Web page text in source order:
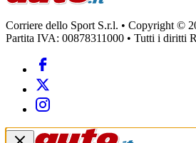
Corriere dello Sport S.r.l. • Copyright ©
Partita IVA: 00878311000 • Tutti i diritti